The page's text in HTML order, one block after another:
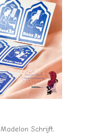
Madelon Schrijft,